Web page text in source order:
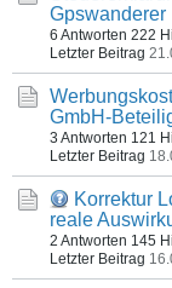
Gpswanderer
6 Antworten 222
Letzter Beitrag
GmbH-
3 Antworten 121
Letzter Beitrag
Korrektur
reale
2 Antworten 145
Letzter Beitrag